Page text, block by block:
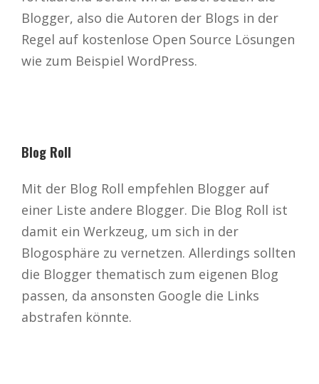
Blogger, also die Autoren der Blogs in der
Regel auf kostenlose Open Source Lösungen
wie zum Beispiel WordPress.
Blog Roll
Mit der Blog Roll empfehlen Blogger auf
einer Liste andere Blogger. Die Blog Roll ist
damit ein Werkzeug, um sich in der
Blogosphäre zu vernetzen. Allerdings sollten
die Blogger thematisch zum eigenen Blog
passen, da ansonsten Google die Links
abstrafen könnte.